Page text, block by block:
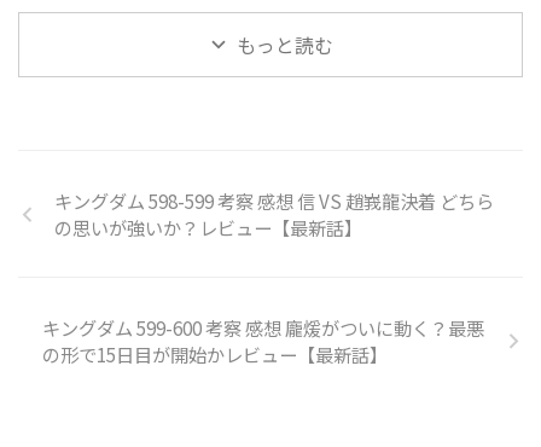
もっと読む
キングダム 598-599 考察 感想 信 VS 趙峩龍決着 どちら
の思いが強いか？レビュー【最新話】
キングダム 599-600 考察 感想 龐煖がついに動く？最悪
の形で15日目が開始かレビュー【最新話】